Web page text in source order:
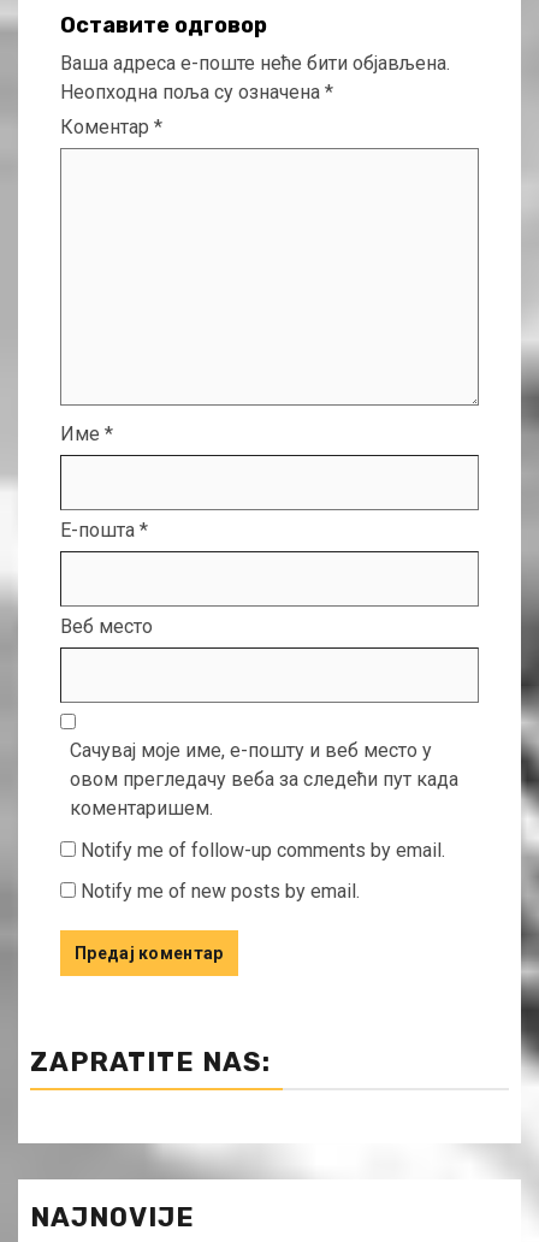
Оставите одговор
Ваша адреса е-поште неће бити објављена.
Неопходна поља су означена *
Коментар *
Име *
Е-пошта *
Веб место
Сачувај моје име, е-пошту и веб место у
овом прегледачу веба за следећи пут када
коментаришем.
Notify me of follow-up comments by email.
Notify me of new posts by email.
ZAPRATITE NAS:
NAJNOVIJE